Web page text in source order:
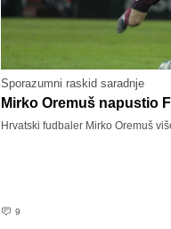
Sporazumni raskid saradnje
Mirko Oremuš napustio
Hrvatski fudbaler Mirko Oremuš
9